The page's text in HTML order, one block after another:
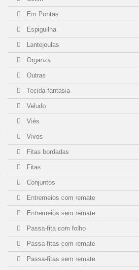
Em Pontas
Espiguilha
Lantejoulas
Organza
Outras
Tecida fantasia
Veludo
Viés
Vivos
Fitas bordadas
Fitas
Conjuntos
Entremeios com remate
Entremeios sem remate
Passa-fita com folho
Passa-fitas com remate
Passa-fitas sem remate